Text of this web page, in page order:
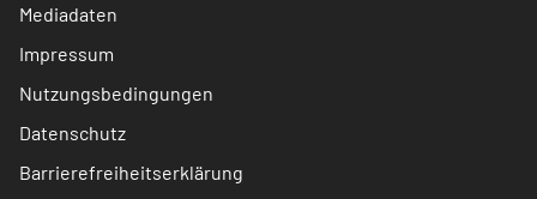
Mediadaten
Impressum
Nutzungsbedingungen
Datenschutz
Barrierefreiheitserklärung